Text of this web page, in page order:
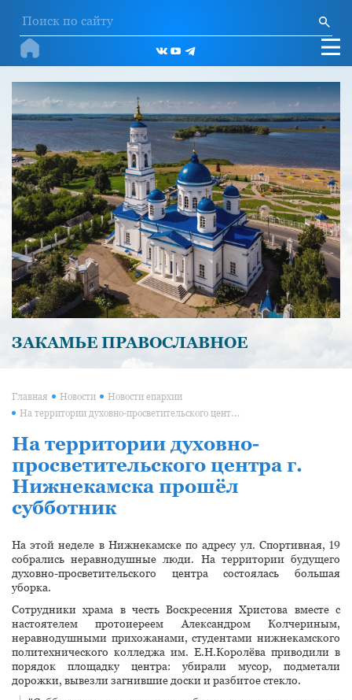
ЗАКАМЬЕ ПРАВОСЛАВНОЕ
Главная Новости Новости епархии
На территории духовно-просветительского центра г. Нижнекамска прошёл субботник
На территории духовно-
просветительского центра г.
Нижнекамска прошёл
субботник
На этой неделе в Нижнекамске по адресу ул. Спортивная, 19
собрались неравнодушные люди. На территории будущего
духовно-просветительского центра состоялась большая
уборка.
Сотрудники храма в честь Воскресения Христова вместе с
настоятелем протоиереем Александром Колчериным,
неравнодушными прихожанами, студентами нижнекамского
политехнического колледжа им. Е.Н.Королёва приводили в
порядок площадку центра: убирали мусор, подметали
дорожки, вывезли загнившие доски и разбитое стекло.